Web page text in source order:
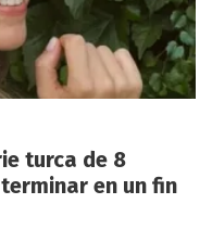
turca de 8
en un fin